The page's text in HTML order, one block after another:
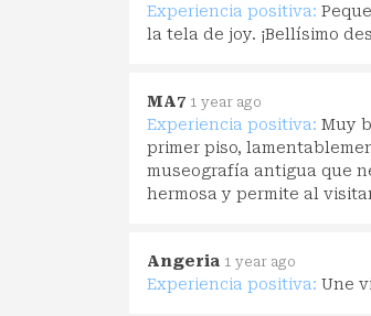
Experiencia positiva:
la tela de joy. ¡Bellísimo
MA7 1 year ago
Experiencia positiva: Muy
primer piso,
museografía antigua que
hermosa y permite al
Angeria 1 year ago
Experiencia positiva: Une